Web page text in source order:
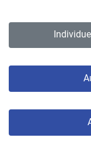
Erklärung zur
© VBL 2026